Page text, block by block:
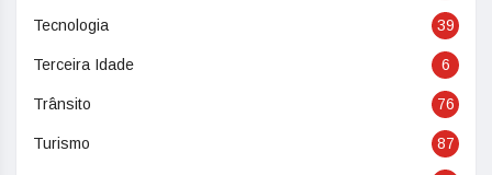
Tecnologia 39
Terceira Idade 6
Trânsito 76
Turismo 87